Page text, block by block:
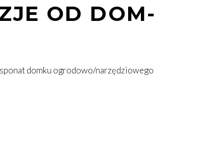
OD DOM-
domku ogrodowo/narzędziowego